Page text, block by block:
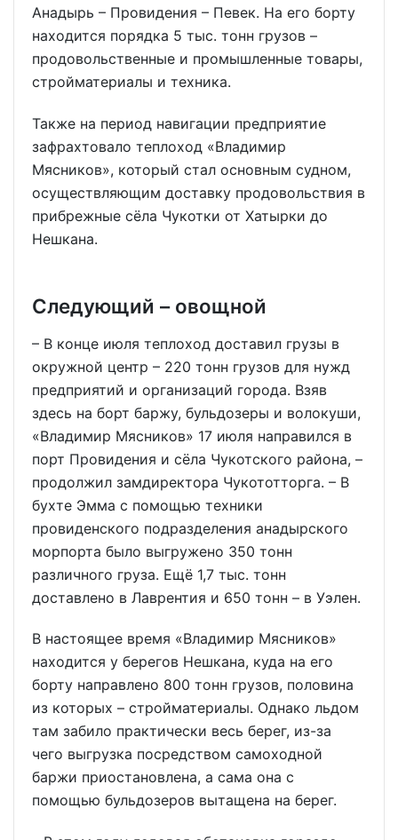
Анадырь – Провидения – Певек. На его борту
находится порядка 5 тыс. тонн грузов –
продовольственные и промышленные товары,
стройматериалы и техника.
Также на период навигации предприятие
зафрахтовало теплоход «Владимир
Мясников», который стал основным судном,
осуществляющим доставку продовольствия в
прибрежные сёла Чукотки от Хатырки до
Нешкана.
Следующий – овощной
– В конце июля теплоход доставил грузы в
окружной центр – 220 тонн грузов для нужд
предприятий и организаций города. Взяв
здесь на борт баржу, бульдозеры и волокуши,
«Владимир Мясников» 17 июля направился в
порт Провидения и сёла Чукотского района, –
продолжил замдиректора Чукототторга. – В
бухте Эмма с помощью техники
провиденского подразделения анадырского
морпорта было выгружено 350 тонн
различного груза. Ещё 1,7 тыс. тонн
доставлено в Лаврентия и 650 тонн – в Уэлен.
В настоящее время «Владимир Мясников»
находится у берегов Нешкана, куда на его
борту направлено 800 тонн грузов, половина
из которых – стройматериалы. Однако льдом
там забило практически весь берег, из-за
чего выгрузка посредством самоходной
баржи приостановлена, а сама она с
помощью бульдозеров вытащена на берег.